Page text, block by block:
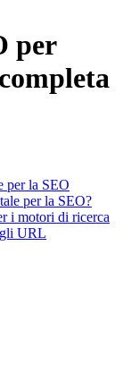
per
per la SEO
per la SEO?
i motori di ricerca
URL